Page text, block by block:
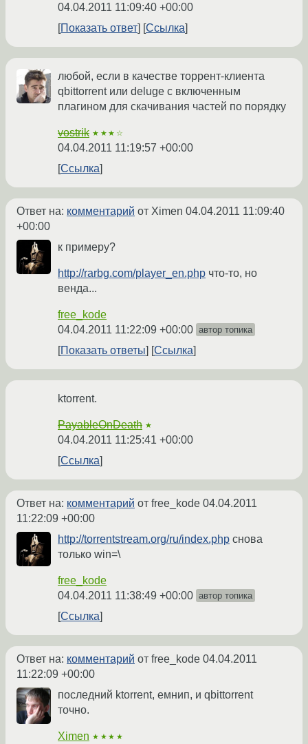
04.04.2011 11:09:40 +00:00
Показать ответ
Ссылка
любой, если в качестве торрент-клиента
qbittorrent или deluge с включенным
плагином для скачивания частей по порядку
vostrik ★★★☆
04.04.2011 11:19:57 +00:00
Ссылка
Ответ на: комментарий от Ximen 04.04.2011 11:09:40
+00:00
к примеру?
http://rarbg.com/player_en.php что-то, но
венда...
free_kode
04.04.2011 11:22:09 +00:00 автор топика
Показать ответы Ссылка
ktorrent.
PayableOnDeath ★
04.04.2011 11:25:41 +00:00
Ссылка
Ответ на: комментарий от free_kode 04.04.2011
11:22:09 +00:00
http://torrentstream.org/ru/index.php снова
только win=\
free_kode
04.04.2011 11:38:49 +00:00 автор топика
Ссылка
Ответ на: комментарий от free_kode 04.04.2011
11:22:09 +00:00
последний ktorrent, емнип, и qbittorrent
точно.
Ximen ★★★★